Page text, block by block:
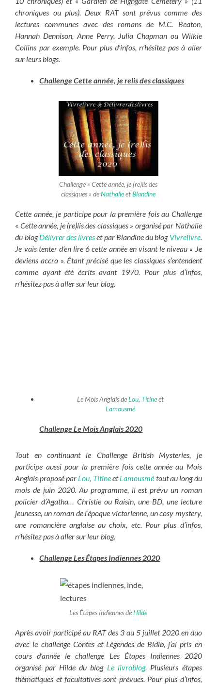
chroniques ou plus). Deux RAT sont prévus comme des
lectures communes avec des romans de M.C. Beaton,
Hannah Dennison, Anne Perry, Julia Chapman ou Wilkie
Collins par exemple. Pour plus d’infos, n’hésitez pas à aller
sur leurs blogs.
Challenge Cette année, je relis des classiques
Challenge « Cette année, je (re)lis des
classiques » deNathalieetBlandine
Cette année, je participe pour la première fois au Challenge
« Cette année, je (re)lis des classiques » organisé par Nathalie
du blogDélivrer des livreset par Blandine du blog Vivrelivre.
Je vais tenter d’en lire 6 cette année en visant le niveau « Je
deviens accro ». Étant précisé que les classiques s’entendent
comme ayant été écrits avant 1970. Pour plus d’infos,
n’hésitez pas à aller sur leur blog.
Le Mois Anglais deLou, Titineet
Lamousmé
Challenge Le Mois Anglais 2020
Tout en continuant le Challenge British Mysteries, je
participe aussi pour la première fois cette année au Mois
Anglais proposé par Lou, TitineetLamousmé tout au long du
mois de juin 2020. Au programme, il est prévu un roman
policier d’Agatha… Christie ou Raisin, une BD, une lecture
jeunesse, un roman de l’époque victorienne, un cosy mystery,
une romancière anglaise au choix, etc. Pour plus d’infos,
n’hésitez pas à aller sur leur blog.
Challenge Les Étapes Indiennes 2020
Les Étapes Indiennes deHilde
Après avoir participé au RAT des 3 au 5 juillet 2020 en duo
avec le challenge Contes et Légendes de Bidib, j’ai pris en
cours d’année le challenge Les Étapes Indiennes 2020
organisé par Hilde du blog Le livroblog. Plusieurs étapes
thématiques et facultatives sont prévues. Pour plus d’infos,